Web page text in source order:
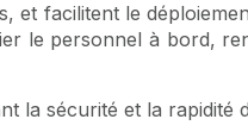
facilitent le
le personnel à bord,
la sécurité et la rapidité